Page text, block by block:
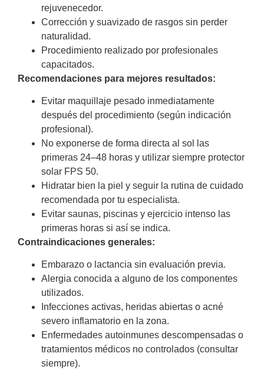
rejuvenecedor.
Corrección y suavizado de rasgos sin perder
naturalidad.
Procedimiento realizado por profesionales
capacitados.
Recomendaciones para mejores resultados:
Evitar maquillaje pesado inmediatamente
después del procedimiento (según indicación
profesional).
No exponerse de forma directa al sol las
primeras 24–48 horas y utilizar siempre protector
solar FPS 50.
Hidratar bien la piel y seguir la rutina de cuidado
recomendada por tu especialista.
Evitar saunas, piscinas y ejercicio intenso las
primeras horas si así se indica.
Contraindicaciones generales:
Embarazo o lactancia sin evaluación previa.
Alergia conocida a alguno de los componentes
utilizados.
Infecciones activas, heridas abiertas o acné
severo inflamatorio en la zona.
Enfermedades autoinmunes descompensadas o
tratamientos médicos no controlados (consultar
siempre).